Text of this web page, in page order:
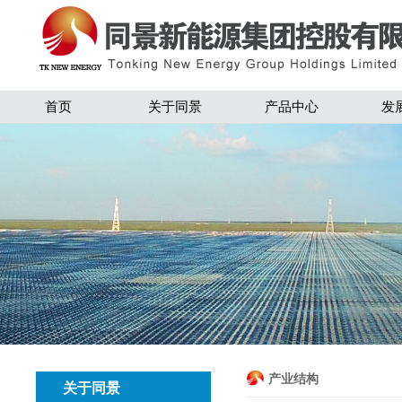
首页 关于同景 产品中心 发
关于同景
产业结构